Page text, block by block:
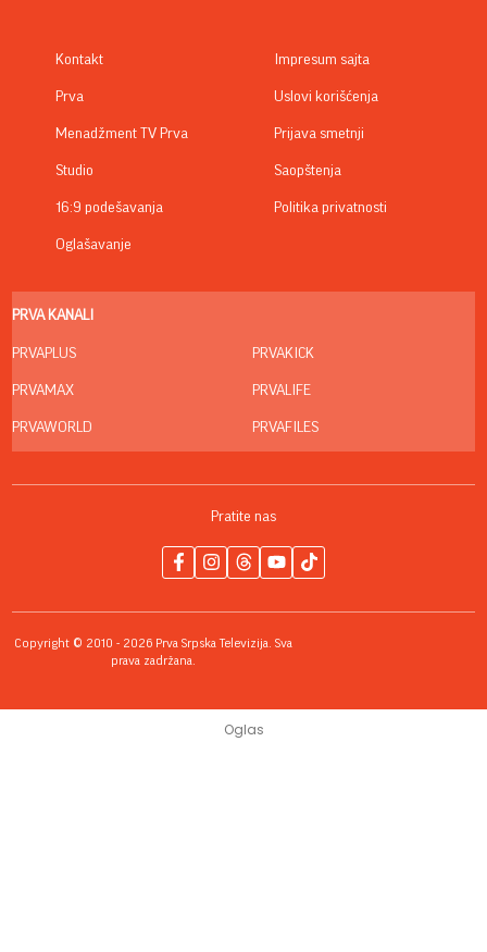
Kontakt
Prva
Menadžment TV Prva
Studio
16:9 podešavanja
Oglašavanje
Impresum sajta
Uslovi korišćenja
Prijava smetnji
Saopštenja
Politika privatnosti
PRVA KANALI
PRVAPLUS
PRVAMAX
PRVAWORLD
PRVAKICK
PRVALIFE
PRVAFILES
Pratite nas
Copyright © 2010 - 2026 Prva Srpska Televizija. Sva
prava zadržana.